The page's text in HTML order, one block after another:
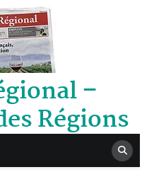
–
Régions